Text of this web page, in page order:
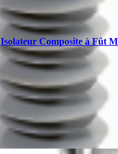
Isolateur Composite à Fût